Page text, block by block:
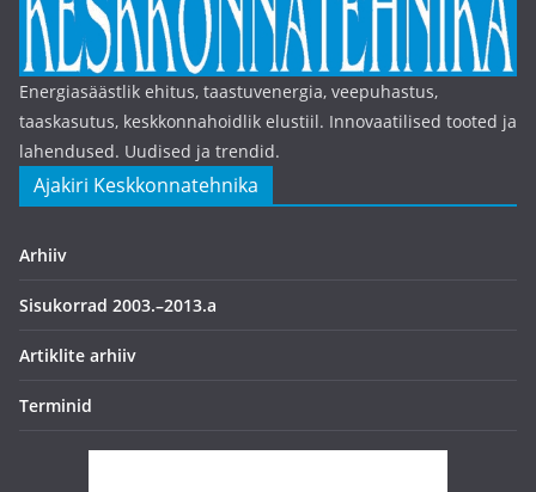
Energiasäästlik ehitus, taastuvenergia, veepuhastus,
taaskasutus, keskkonnahoidlik elustiil. Innovaatilised tooted ja
lahendused. Uudised ja trendid.
Ajakiri Keskkonnatehnika
Arhiiv
Sisukorrad 2003.–2013.a
Artiklite arhiiv
Terminid